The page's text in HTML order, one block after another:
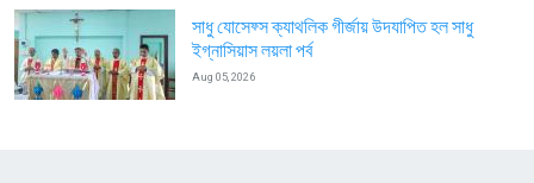
সাধু যোসেফ্স ক্যাথলিক গীর্জায় উদযাপিত হল সাধু
ইগ্নাসিয়াস লয়লা পর্ব
Aug 05, 2026